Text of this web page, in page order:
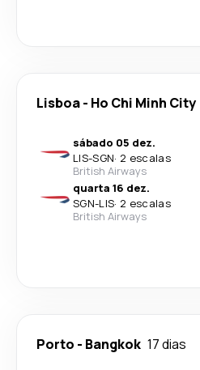
Lisboa- Ho Chi Minh City
sábado 05 dez.
LIS-SGN· 2 escalas
British Airways
quarta 16 dez.
SGN-LIS· 2 escalas
British Airways
Porto - Bangkok 17 dias